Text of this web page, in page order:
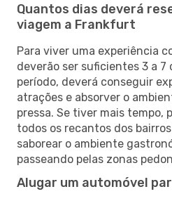
Quantos dias deverá
viagem a Frankfurt
Para viver uma experiência
deverão ser suficientes 3 a 7
período, deverá conseguir
atrações e absorver o
pressa. Se tiver mais tempo,
todos os recantos dos
saborear o ambiente
passeando pelas zonas
Alugar um automóvel